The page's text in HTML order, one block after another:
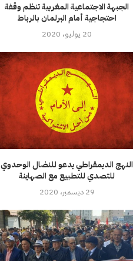
الجبهة الاجتماعية المغربية تنظم وقفة
احتجاجية أمام البرلمان بالرباط
20 يوليو، 2020
النهج الديمقراطي يدعو للنضال الوحدوي
للتصدي للتطبيع مع الصهاينة
29 ديسمبر، 2020